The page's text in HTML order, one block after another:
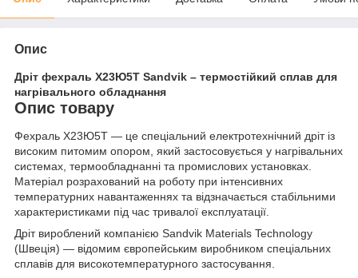
Опис
Дріт фехраль Х23Ю5Т Sandvik – термостійкий сплав для
нагрівального обладнання
Опис товару
Фехраль Х23Ю5Т — це спеціальний електротехнічний дріт із
високим питомим опором, який застосовується у нагрівальних
системах, термообладнанні та промислових установках.
Матеріал розрахований на роботу при інтенсивних
температурних навантаженнях та відзначається стабільними
характеристиками під час тривалої експлуатації.
Дріт вироблений компанією Sandvik Materials Technology
(Швеція) — відомим європейським виробником спеціальних
сплавів для високотемпературного застосування.